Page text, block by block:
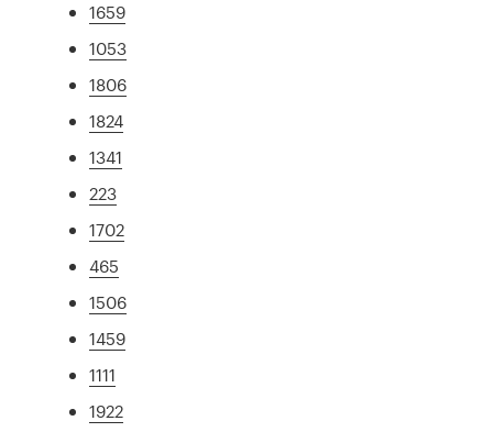
1659
1053
1806
1824
1341
223
1702
465
1506
1459
1111
1922